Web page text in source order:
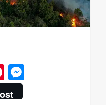
Pinterest
Messenger